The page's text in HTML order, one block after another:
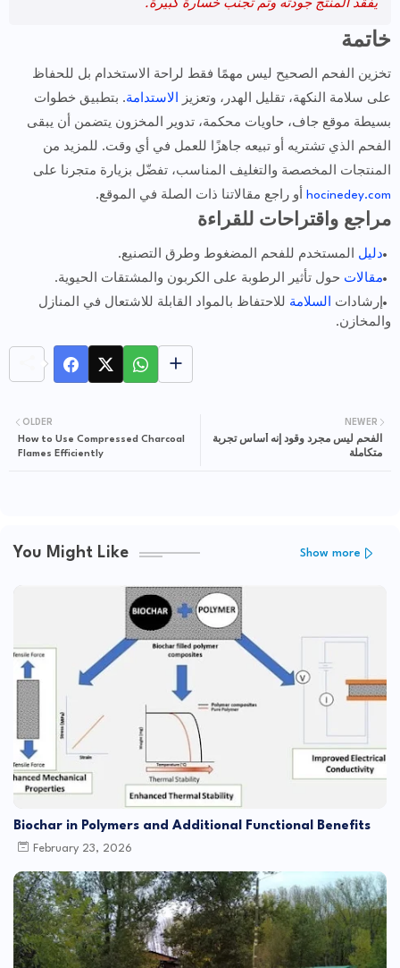
يفقد المنتج جودته وتم تجنب خسارة كبيرة.
خاتمة
تخزين الفحم الصحيح ليس مهمًا فقط لراحة الاستخدام بل للحفاظ
على سلامة النكهة، تقليل الهدر، وتعزيز
الاستدامة. بتطبيق خطوات
بسيطة موقع جاف، حاويات محكمة، تدوير المخزون يتضمن أن يبقى
الفحم الذي تشتريه أو تبيعه جاهزًا للعمل في أي وقت. للمزيد من
المنتجات المخصصة والتغليف المناسب، تفضّل بزيارة متجرنا على
hocinedey.com
أو راجع مقالاتنا ذات الصلة في الموقع.
مراجع واقتراحات للقراءة
دليل المستخدم للفحم المضغوط وطرق التصنيع.
مقالات حول تأثير الرطوبة على الكربون والمشتقات الحيوية.
إرشادات
السلامة للاحتفاظ بالمواد القابلة للاشتعال في المنازل
والمخازن.
NEWER
الفحم ليس مجرد وقود إنه أساس تجربة
متكاملة
OLDER
How to Use Compressed Charcoal
Flames Efficiently
You Might Like Show more
Biochar in Polymers and Additional Functional Benefits
February 23, 2026